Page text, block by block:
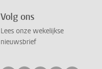
Volg ons
Lees onze wekelijkse
nieuwsbrief